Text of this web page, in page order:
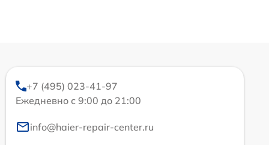
+7 (495) 023-41-97
Ежедневно с 9:00 до 21:00
info@haier-repair-center.ru